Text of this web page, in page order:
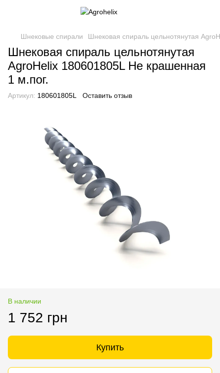
Шнековые спирали Шнековая спираль цельнотянутая
Шнековая спираль цельнотянутая
AgroHelix 180601805L Не крашенная
1 м.пог.
Артикул: 180601805L Оставить отзыв
В наличии
1 752 грн
Купить